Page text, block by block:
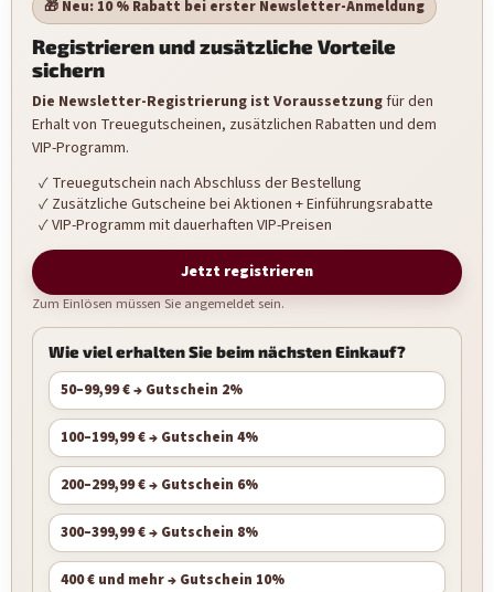
🎁 Neu: 10 % Rabatt bei erster Newsletter-Anmeldung
Registrieren und zusätzliche Vorteile
sichern
Die Newsletter-Registrierung ist Voraussetzungfür den
Erhalt von Treuegutscheinen, zusätzlichen Rabatten und dem
VIP-Programm.
Treuegutschein nach Abschluss der Bestellung
Zusätzliche Gutscheine bei Aktionen + Einführungsrabatte
VIP-Programm mit dauerhaften VIP-Preisen
Jetzt registrieren
Zum Einlösen müssen Sie angemeldet sein.
Wie viel erhalten Sie beim nächsten Einkauf?
50–99,99 € → Gutschein 2%
100–199,99 € → Gutschein 4%
200–299,99 € → Gutschein 6%
300–399,99 € → Gutschein 8%
400 € und mehr → Gutschein 10%